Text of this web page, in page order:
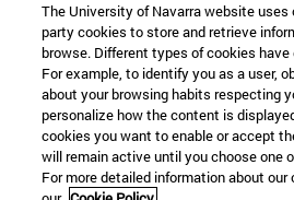
The University of Navarra website uses
party cookies to store and retrieve
browse. Different types of cookies
For example, to identify you as a user,
about your browsing habits respecting
personalize how the content is
cookies you want to enable or accept
will remain active until you choose one
For more detailed information about